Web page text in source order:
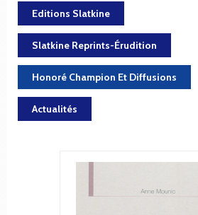
Editions Slatkine
Slatkine Reprints-Érudition
Honoré Champion Et Diffusions
Actualités